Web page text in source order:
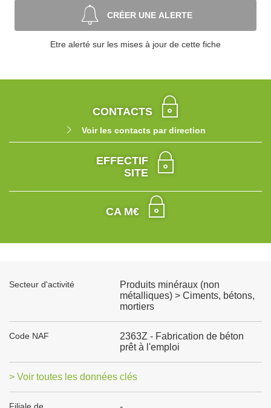
CRÉER UNE ALERTE
Etre alerté sur les mises à jour de cette fiche
CONTACTS
Voir les contacts par direction
EFFECTIF
SITE
CA M€
Secteur d'activité
Produits minéraux (non
métalliques) > Ciments, bétons,
mortiers
Code NAF
2363Z - Fabrication de béton
prêt à l'emploi
> Voir toutes les données clés